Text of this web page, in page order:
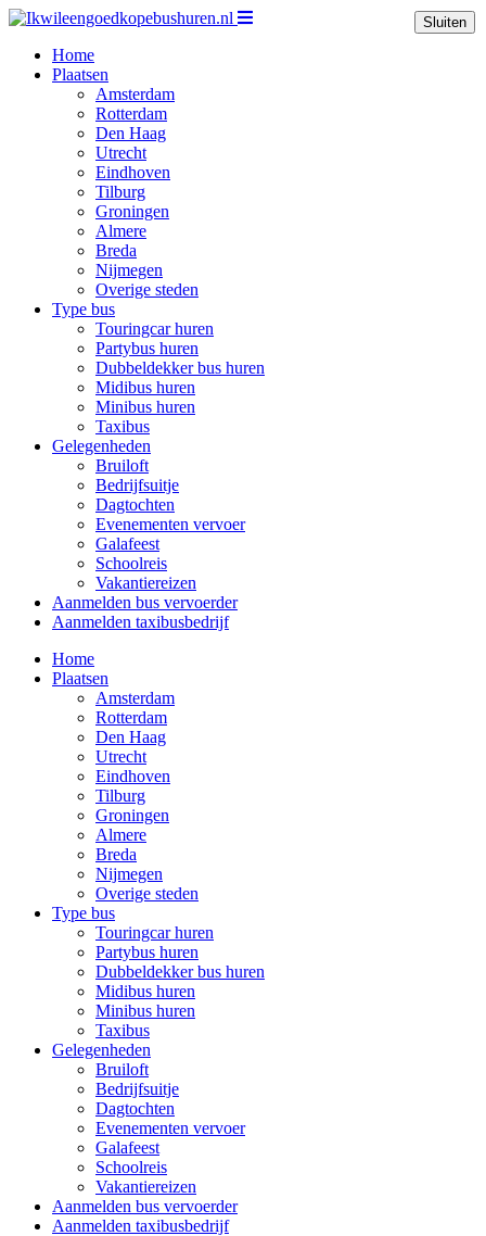
Home
Plaatsen
Amsterdam
Rotterdam
Den Haag
Utrecht
Eindhoven
Tilburg
Groningen
Almere
Breda
Nijmegen
Overige steden
Type bus
Touringcar huren
Partybus huren
Dubbeldekker bus huren
Midibus huren
Minibus huren
Taxibus
Gelegenheden
Bruiloft
Bedrijfsuitje
Dagtochten
Evenementen vervoer
Galafeest
Schoolreis
Vakantiereizen
Aanmelden bus vervoerder
Aanmelden taxibusbedrijf
Home
Plaatsen
Amsterdam
Rotterdam
Den Haag
Utrecht
Eindhoven
Tilburg
Groningen
Almere
Breda
Nijmegen
Overige steden
Type bus
Touringcar huren
Partybus huren
Dubbeldekker bus huren
Midibus huren
Minibus huren
Taxibus
Gelegenheden
Bruiloft
Bedrijfsuitje
Dagtochten
Evenementen vervoer
Galafeest
Schoolreis
Vakantiereizen
Aanmelden bus vervoerder
Aanmelden taxibusbedrijf
Sluiten